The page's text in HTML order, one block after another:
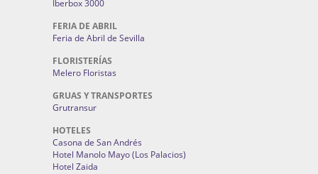
Iberbox 3000
FERIA DE ABRIL
Feria de Abril de Sevilla
FLORISTERÍAS
Melero Floristas
GRUAS Y TRANSPORTES
Grutransur
HOTELES
Casona de San Andrés
Hotel Manolo Mayo (Los Palacios)
Hotel Zaida